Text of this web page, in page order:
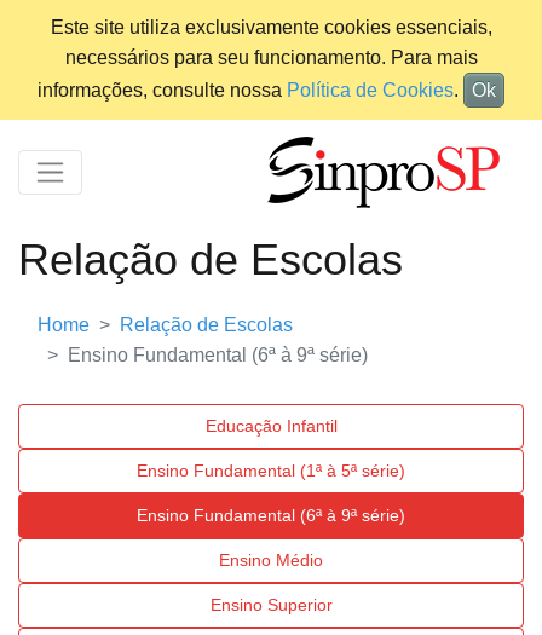
Este site utiliza exclusivamente cookies essenciais,
necessários para seu funcionamento. Para mais
informações, consulte nossa Política de Cookies. Ok
Relação de Escolas
Home
Relação de Escolas
Ensino Fundamental (6ª à 9ª série)
Educação Infantil
Ensino Fundamental (1ª à 5ª série)
Ensino Fundamental (6ª à 9ª série)
Ensino Médio
Ensino Superior